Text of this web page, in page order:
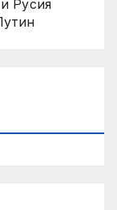
Русия